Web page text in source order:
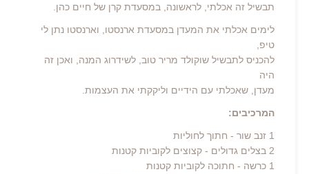
תבשיל זה אכלתי, לראשונה, במסעדת קרן של חיים כהן.
לימים אכלתי את המעדן במסעדת ארנסטו, וארנסטו נתן לי
טיפ,
להכניס לתבשיל שוקולד מריר טוב, לשידרוג המנה, ואכן זה
היה
מעדן, שאכלתי עם הידיים וליקקתי את העצמות.
המרכיבים:
1 זנב שור - חתוך לחוליות
2 בצלים גדולים - קצוצים לקוביות קטנות
1 כרשה - חתוכה לקוביות קטנות